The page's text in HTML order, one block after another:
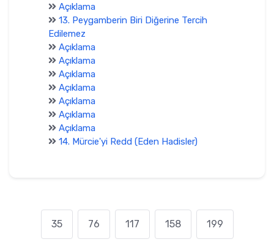
Açıklama
13. Peygamberin Biri Diğerine Tercih
Edilemez
Açıklama
Açıklama
Açıklama
Açıklama
Açıklama
Açıklama
Açıklama
14. Mürcie'yi Redd (Eden Hadisler)
35 76 117 158 199